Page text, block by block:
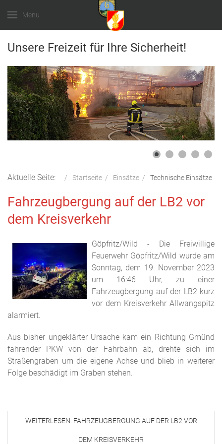
Menu
Unsere Freizeit für Ihre Sicherheit!
Aktuelle Seite: Startseite Einsätze Technische Einsätze
Fahrzeugbergung auf der LB2 vor
dem Kreisverkehr
Göpfritz/Wild - Die Freiwillige
Feuerwehr Göpfritz/Wild wurde am
Sonntag, dem 19. November 2023
um 16:46 Uhr, zu einer
Fahrzeugbergung auf der LB2 kurz
vor dem Kreisverkehr Allwangspitz
alarmiert.
Aus bisher ungeklärter Ursache kam ein Richtung Gmünd
fahrender PKW von der Fahrbahn ab, drehte sich im
Straßengraben um die eigene Achse und blieb in weiterer
Folge beschädigt im Graben stehen.
WEITERLESEN: FAHRZEUGBERGUNG AUF DER LB2 VOR
DEM KREISVERKEHR